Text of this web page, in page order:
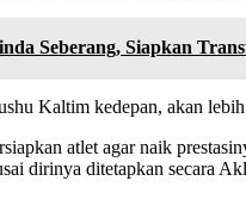
Seberang, Siapkan
Kaltim kedepan, akan
atlet agar naik
dirinya ditetapkan